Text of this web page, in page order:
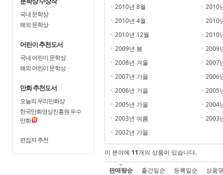
국내 문학상
해외 문학상
어린이 추천도서
국내 어린이 문학상
해외 어린이 문학상
만화 추천도서
오늘의 우리만화상
한국만화영상진흥원 우수
만화
편집자 추천
2010년 8월
2010
2010년 4월
2010
2010년 12월
2010
2009년 봄
2009
2008년 겨울
2007
2007년 가을
2006
2006년 가을
2005
2005년 가을
2004
2003년 여름
2003
2002년 가을
이 분야에 11개의 상품이 있습니다.
판매량순 출간일순 등록일순 상품